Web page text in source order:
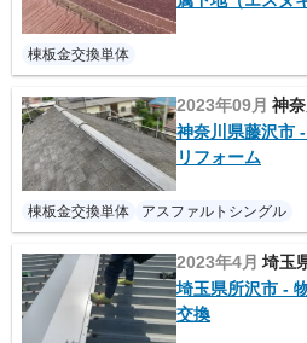
棟板金交換単体
2023年09月 神
神奈川県藤沢市
リフォーム
棟板金交換単体 アスファルトシングル
2023年4月 埼玉
埼玉県所沢市 -
交換